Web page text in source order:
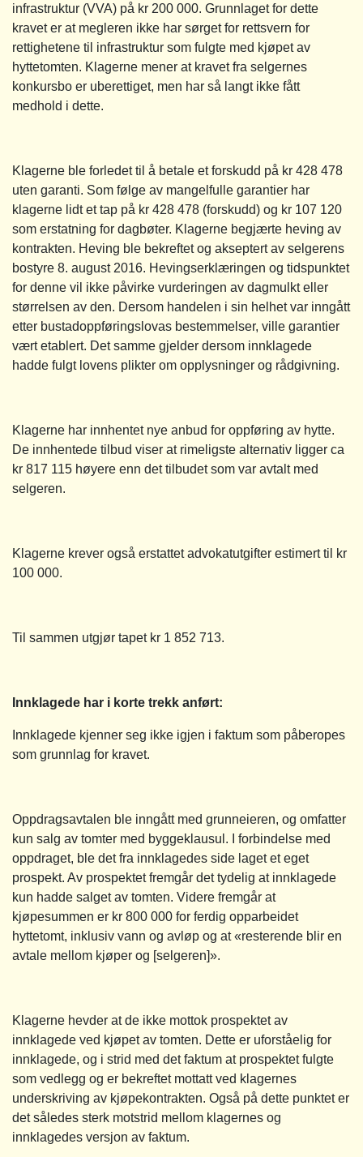
infrastruktur (VVA) på kr 200 000. Grunnlaget for dette
kravet er at megleren ikke har sørget for rettsvern for
rettighetene til infrastruktur som fulgte med kjøpet av
hyttetomten. Klagerne mener at kravet fra selgernes
konkursbo er uberettiget, men har så langt ikke fått
medhold i dette.
Klagerne ble forledet til å betale et forskudd på kr 428 478
uten garanti. Som følge av mangelfulle garantier har
klagerne lidt et tap på kr 428 478 (forskudd) og kr 107 120
som erstatning for dagbøter. Klagerne begjærte heving av
kontrakten. Heving ble bekreftet og akseptert av selgerens
bostyre 8. august 2016. Hevingserklæringen og tidspunktet
for denne vil ikke påvirke vurderingen av dagmulkt eller
størrelsen av den. Dersom handelen i sin helhet var inngått
etter bustadoppføringslovas bestemmelser, ville garantier
vært etablert. Det samme gjelder dersom innklagede
hadde fulgt lovens plikter om opplysninger og rådgivning.
Klagerne har innhentet nye anbud for oppføring av hytte.
De innhentede tilbud viser at rimeligste alternativ ligger ca
kr 817 115 høyere enn det tilbudet som var avtalt med
selgeren.
Klagerne krever også erstattet advokatutgifter estimert til kr
100 000.
Til sammen utgjør tapet kr 1 852 713.
Innklagede har i korte trekk anført:
Innklagede kjenner seg ikke igjen i faktum som påberopes
som grunnlag for kravet.
Oppdragsavtalen ble inngått med grunneieren, og omfatter
kun salg av tomter med byggeklausul. I forbindelse med
oppdraget, ble det fra innklagedes side laget et eget
prospekt. Av prospektet fremgår det tydelig at innklagede
kun hadde salget av tomten. Videre fremgår at
kjøpesummen er kr 800 000 for ferdig opparbeidet
hyttetomt, inklusiv vann og avløp og at «resterende blir en
avtale mellom kjøper og [selgeren]».
Klagerne hevder at de ikke mottok prospektet av
innklagede ved kjøpet av tomten. Dette er uforståelig for
innklagede, og i strid med det faktum at prospektet fulgte
som vedlegg og er bekreftet mottatt ved klagernes
underskriving av kjøpekontrakten. Også på dette punktet er
det således sterk motstrid mellom klagernes og
innklagedes versjon av faktum.